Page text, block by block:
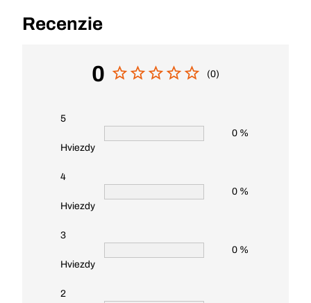
Recenzie
0 (0)
5
Hviezdy
0 %
4
Hviezdy
0 %
3
Hviezdy
0 %
2